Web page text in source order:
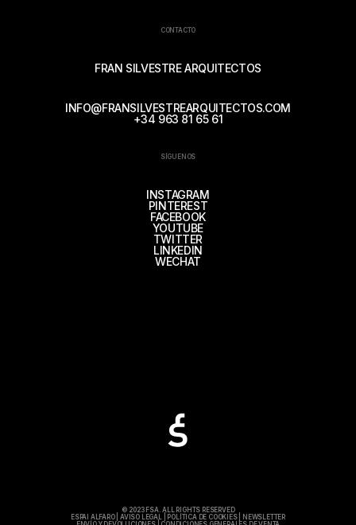
CONTACTO
FRAN SILVESTRE ARQUITECTOS
INFO@FRANSILVESTREARQUITECTOS.COM
+34 963 81 65 61
SÍGUENOS
INSTAGRAM
PINTEREST
FACEBOOK
YOUTUBE
TWITTER
LINKEDIN
WECHAT
© 2023 FSA. ALL RIGHTS RESERVED
ESPAI ALFARO|AVISO LEGAL POLÍTICA DE COOKIES|
NEWSLETTER